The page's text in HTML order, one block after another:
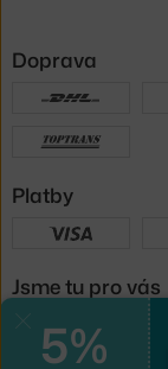
5%
Doprava
Platby
Jsme tu pro vás